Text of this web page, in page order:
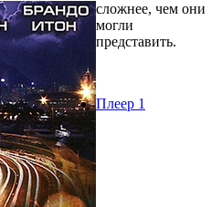
сложнее, чем они
могли
представить.
Плеер 1